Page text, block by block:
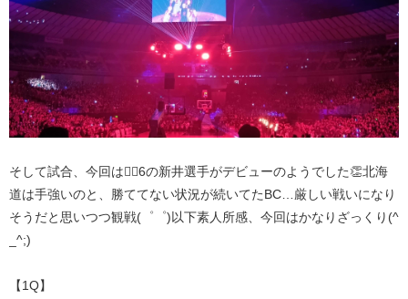
そして試合、今回は🏴‍☠️6の新井選手がデビューのようでした👏北海
道は手強いのと、勝ててない状況が続いてたBC…厳しい戦いになり
そうだと思いつつ観戦(゜゜)以下素人所感、今回はかなりざっくり(^
_^;)
【1Q】